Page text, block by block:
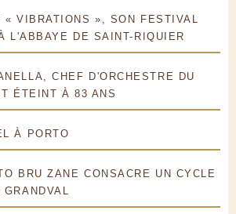
VIBRATIONS », SON FESTIVAL
L'ABBAYE DE SAINT-RIQUIER
CHEF D'ORCHESTRE DU
ÉTEINT À 83 ANS
À PORTO
BRU ZANE CONSACRE UN CYCLE